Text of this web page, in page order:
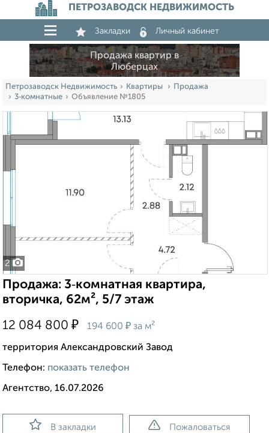
ПЕТРОЗАВОДСК НЕДВИЖИМОСТЬ
Закладки Личный кабинет
Продажа квартир в
Люберцах
Петрозаводск Недвижимость Квартиры
Продажа
3‑комнатные
Объявление №1805
2
Продажа: 3‑комнатная квартира,
вторичка, 62м², 5/7 этаж
12 084 800 ₽ 194 600 ₽ за м²
территория Александровский Завод
Телефон: показать телефон
Агентство, 16.07.2026
В закладки Пожаловаться